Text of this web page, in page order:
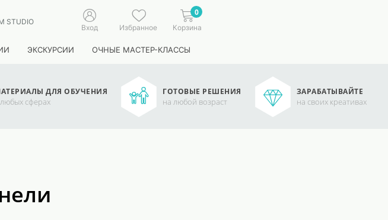
STUDIO
Вход Избранное
0
Корзина
ЭКСКУРСИИ ОЧНЫЕ МАСТЕР-КЛАССЫ
ДЛЯ ОБУЧЕНИЯ
сферах
ГОТОВЫЕ РЕШЕНИЯ
на любой возраст
ЗАРАБАТЫВАЙТЕ
на своих креативах